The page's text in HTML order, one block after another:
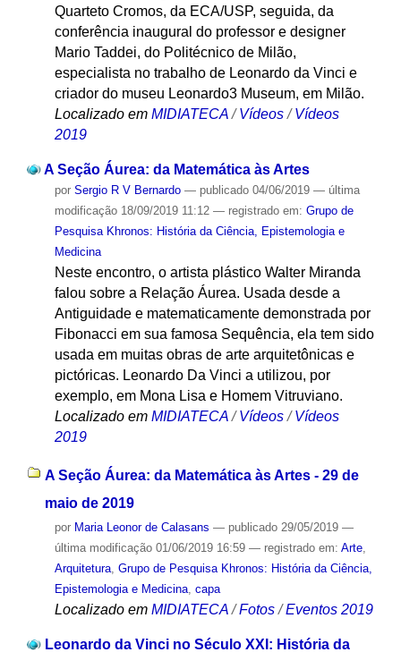
Quarteto Cromos, da ECA/USP, seguida, da
conferência inaugural do professor e designer
Mario Taddei, do Politécnico de Milão,
especialista no trabalho de Leonardo da Vinci e
criador do museu Leonardo3 Museum, em Milão.
Localizado em MIDIATECA / Vídeos / Vídeos
2019
A Seção Áurea: da Matemática às Artes
por Sergio R V Bernardo — publicado04/06/2019 — última
modificação18/09/2019 11:12 — registrado em: Grupo de
Pesquisa Khronos: História da Ciência, Epistemologia e
Medicina
Neste encontro, o artista plástico Walter Miranda
falou sobre a Relação Áurea. Usada desde a
Antiguidade e matematicamente demonstrada por
Fibonacci em sua famosa Sequência, ela tem sido
usada em muitas obras de arte arquitetônicas e
pictóricas. Leonardo Da Vinci a utilizou, por
exemplo, em Mona Lisa e Homem Vitruviano.
Localizado em MIDIATECA /Vídeos /Vídeos
2019
A Seção Áurea: da Matemática às Artes - 29 de
maio de 2019
por Maria Leonor de Calasans — publicado29/05/2019 —
última modificação01/06/2019 16:59 — registrado em: Arte,
Arquitetura, Grupo de Pesquisa Khronos: História da Ciência,
Epistemologia e Medicina, capa
Localizado em MIDIATECA /Fotos /Eventos 2019
Leonardo da Vinci no Século XXI: História da